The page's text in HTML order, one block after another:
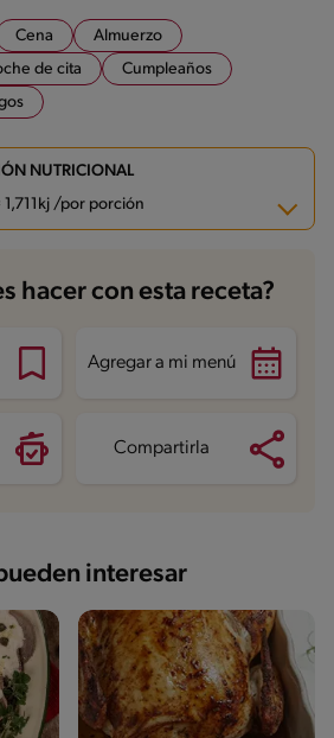
Cena
Almuerzo
de cita
Cumpleaños
NUTRICIONAL
/por porción
6 g
kcal
7.9 g
hacer con esta receta?
Agregar a mi menú
Compartirla
interesar